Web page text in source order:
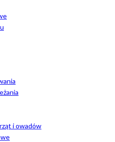
i owadów